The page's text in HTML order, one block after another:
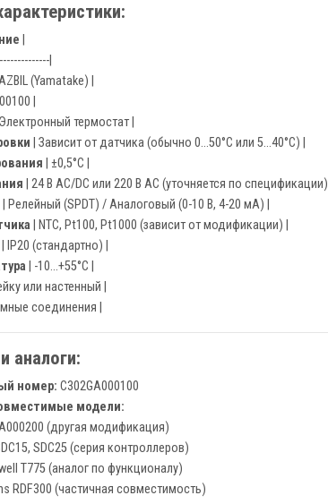
|
AZBIL (Yamatake) |
|
Электронный термостат |
| Зависит от датчика (обычно 0...50°C или 5...40°C) |
| ±0,5°C |
| 24 В AC/DC или 220 В AC (уточняется по спецификации) |
| Релейный (SPDT) / Аналоговый (0-10 В, 4-20 мА) |
| NTC, Pt100, Pt1000 (зависит от модификации) |
| IP20 (стандартно) |
| -10...+55°C |
или настенный |
соединения |
аналоги:
номер: C302GA000100
модели:
(другая модификация)
SDC25 (серия контроллеров)
T775 (аналог по функционалу)
RDF300 (частичная совместимость)